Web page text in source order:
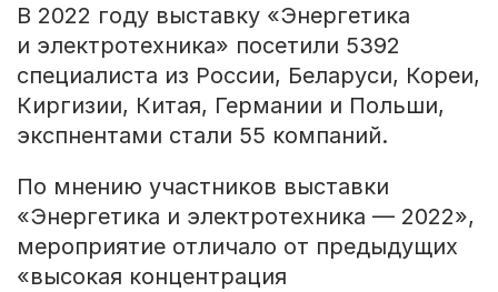
В 2022 году выставку «Энергетика
и электротехника» посетили 5392
специалиста из России, Беларуси, Кореи,
Киргизии, Китая, Германии и Польши,
экспнентами стали 55 компаний.
По мнению участников выставки
«Энергетика и электротехника — 2022»,
мероприятие отличало от предыдущих
«высокая концентрация